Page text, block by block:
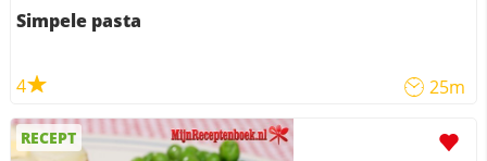
Simpele pasta
4 25m
RECEPT